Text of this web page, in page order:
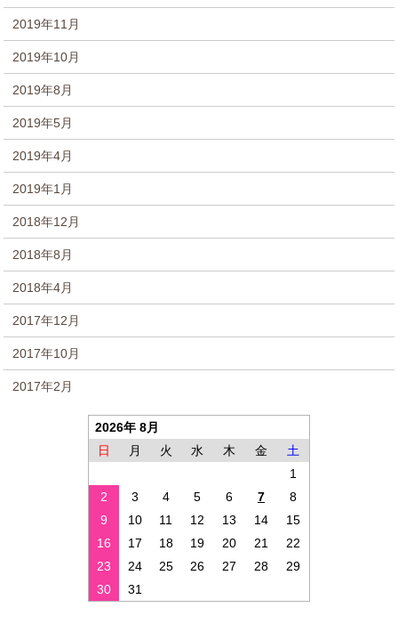
2019年11月
2019年10月
2019年8月
2019年5月
2019年4月
2019年1月
2018年12月
2018年8月
2018年4月
2017年12月
2017年10月
2017年2月
2026年 8月
日
月 火 水 木 金
土
1
2
3 4 5 6 7
8
9
10 11 12 13 14
15
16
17 18 19 20 21
22
23
24 25 26 27 28
29
30
31